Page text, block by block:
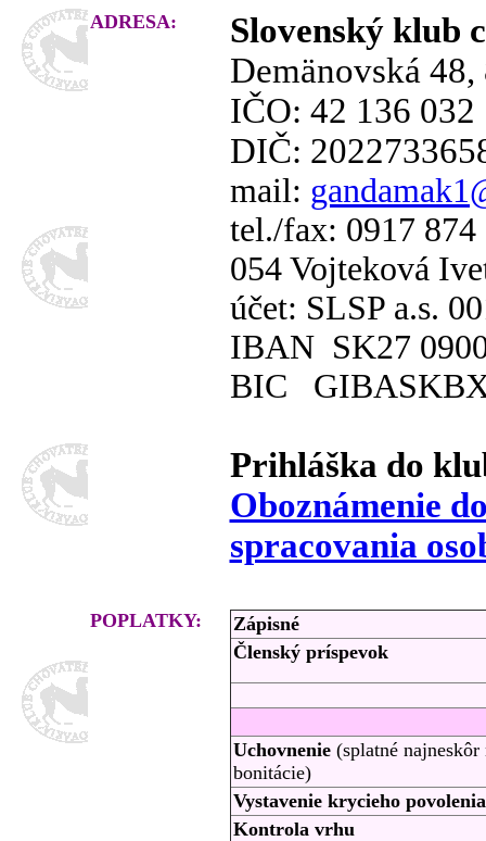
ADRESA:
Slovenský klub
Demänovská
IČO: 42 136 032
DIČ:
mail:
tel./fax: 0917 874
054 Vojteková
účet: SLSP a.s.
IBAN SK27
BIC
Prihláška do
Oboznámenie
spracovania
POPLATKY:
Zápisné
Členský príspevok
Uchovnenie (splatné najneskôr
bonitácie)
Vystavenie krycieho povolenia
Kontrola vrhu